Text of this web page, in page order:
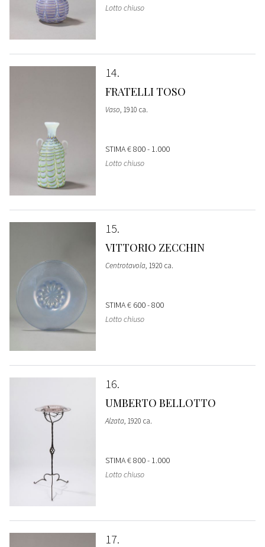
Lotto chiuso
14
FRATELLI TOSO
Vaso, 1910 ca.
STIMA€ 800 - 1.000
Lotto chiuso
15
VITTORIO ZECCHIN
Centrotavola, 1920 ca.
STIMA€ 600 - 800
Lotto chiuso
16
UMBERTO BELLOTTO
Alzata, 1920 ca.
STIMA€ 800 - 1.000
Lotto chiuso
17